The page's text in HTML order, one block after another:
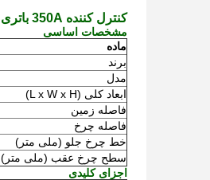
کنترل کننده 350A باتری 48 ولت ترویج اتومبیل گلف 6 نفره با گواهینامه ایزو
مشخصات اساسی
ماده
برند
مدل
ابعاد کلی (L x W x H)
فاصله زمین
فاصله چرخ
خط چرخ جلو (ملی متر)
سطح چرخ عقب (ملی متر)
اجزای کلیدی